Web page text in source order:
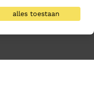
alles toestaan